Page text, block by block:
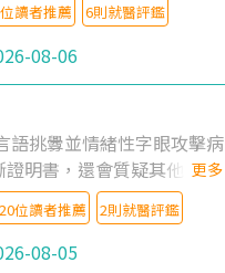
讀者推薦 6則就醫評鑑
08-06
語挑釁並情緒性字眼攻擊病
明書，還會質疑其他醫生
更多
20位讀者推薦 2則就醫評鑑
08-05